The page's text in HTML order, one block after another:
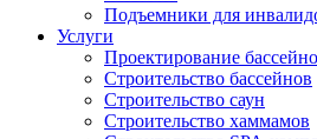
Подъемники для
Услуги
Проектирование
Строительство бассейнов
Строительство саун
Строительство хаммамов